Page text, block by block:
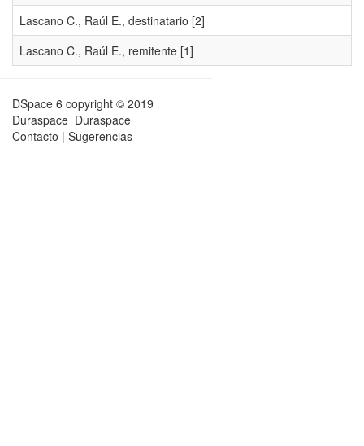
Lascano C., Raúl E., destinatario [2]
Lascano C., Raúl E., remitente [1]
DSpace 6 copyright © 2019
Duraspace Duraspace
Contacto | Sugerencias